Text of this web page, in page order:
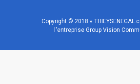
Copyright © 2018 «
l'entreprise Group Vision